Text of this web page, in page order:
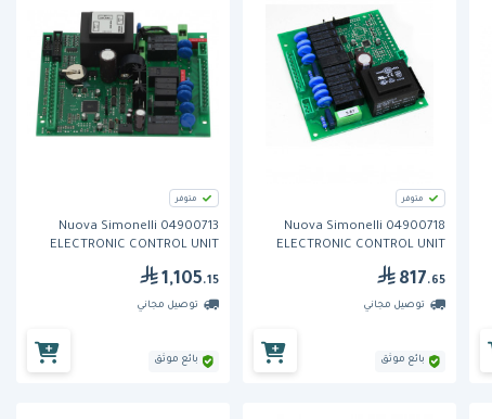
متوفر
Nuova Simonelli 04900718
ELECTRONIC CONTROL UNIT
817.65
توصيل مجاني
بائع موثق
متوفر
Nuova Simonelli 04900713
ELECTRONIC CONTROL UNIT
1,105.15
توصيل مجاني
بائع موثق